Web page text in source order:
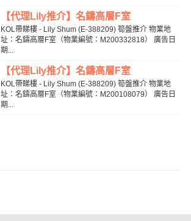
【代理Lily推介】名鑄高層F室
KOL帶睇樓 - Lily Shum (E-388209) 筍盤推介 物業地
址：名鑄高層F室（物業編號：M200332818） 廣告日
期...
【代理Lily推介】名鑄高層F室
KOL帶睇樓 - Lily Shum (E-388209) 筍盤推介 物業地
址：名鑄高層F室（物業編號：M200108079） 廣告日
期...